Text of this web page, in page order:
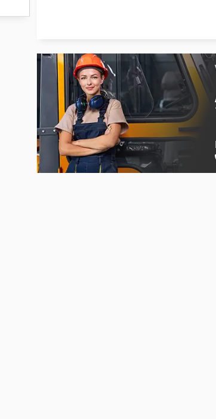
Ingersoll Rand Herramientas
Iseki Tractores
Oms